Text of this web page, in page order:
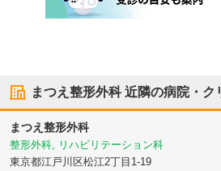
まつえ整形外科近隣の病院・ク
まつえ整形外科
整形外科, リハビリテーション科
東京都江戸川区松江2丁目1-19